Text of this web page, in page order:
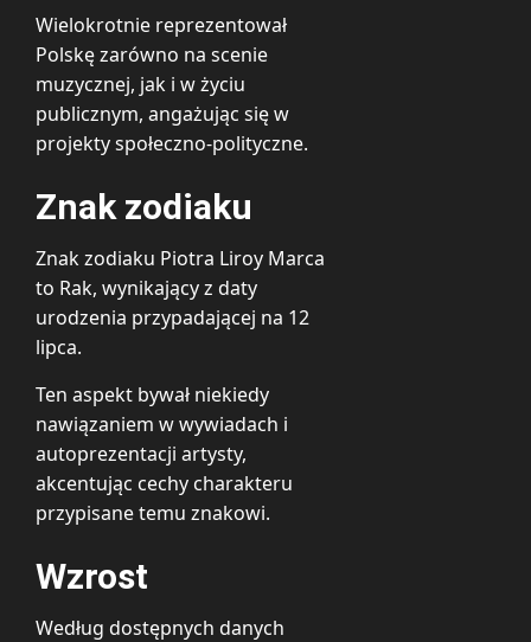
Wielokrotnie reprezentował
Polskę zarówno na scenie
muzycznej, jak i w życiu
publicznym, angażując się w
projekty społeczno-polityczne.
Znak zodiaku
Znak zodiaku Piotra Liroy Marca
to Rak, wynikający z daty
urodzenia przypadającej na 12
lipca.
Ten aspekt bywał niekiedy
nawiązaniem w wywiadach i
autoprezentacji artysty,
akcentując cechy charakteru
przypisane temu znakowi.
Wzrost
Według dostępnych danych